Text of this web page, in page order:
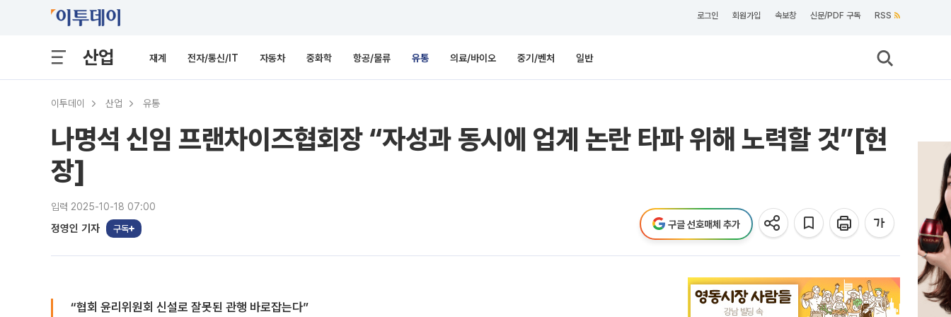
로그인 회원가입 속보창 신문/PDF 구독 RSS
산업 재계 전자/통신/IT 자동차 중화학 항공/물류 유통 의료/바이오 중기/벤처 일반
이투데이 산업 유통
나명석 신임 프랜차이즈협회장 “자성과 동시에 업계 논란 타파 위해 노력할 것”[현
장]
입력 2025-10-18 07:00
정영인 기자 구독 구글 선호매체 추가
“협회 윤리위원회 신설로 잘못된 관행 바로잡는다”